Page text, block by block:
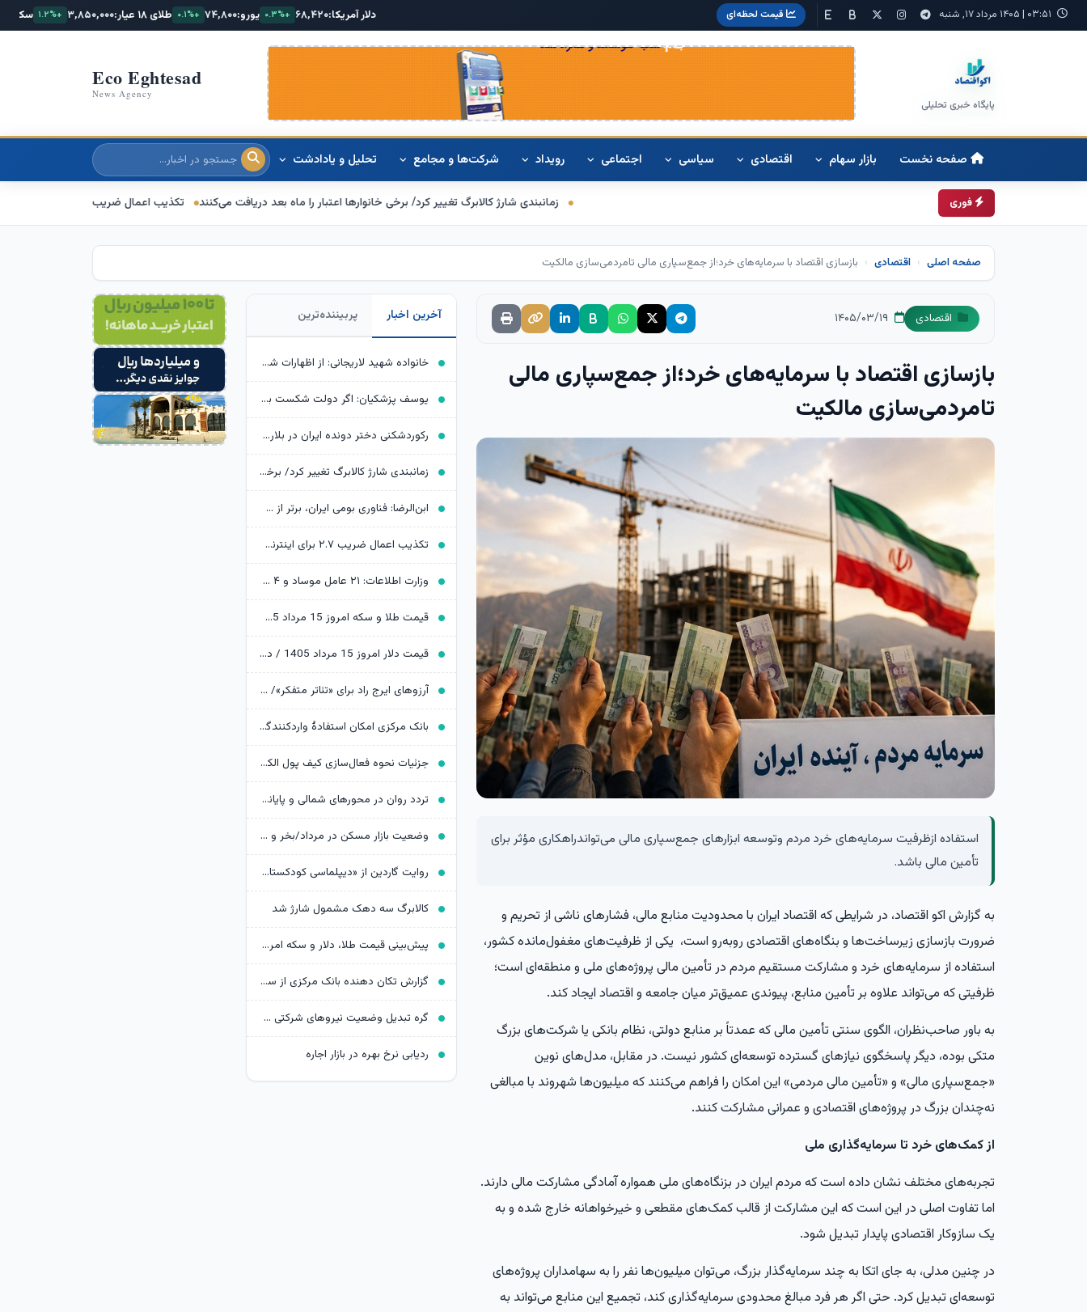
۰۳:۵۱ | ۱۴۰۵ مرداد ۱۷, شنبه قیمت لحظه‌ای ۶۸,۴۲۰ +۰.۳% یورو:۷۴,۸۰۰ +۰.۱% طلای ۱۸ عیار: ۳,۸۵۰,۰۰۰ +۱.۲% سکه امامی:۴۲,۵۰۰,۰۰۰
پایگاه خبری تحلیلی
Eco Eghtesad
News Agency
صفحه نخست بازار سهام اقتصادی سیاسی اجتماعی رویداد شرکت‌ها و مجامع تحلیل و یادادشت درباره ما
فوری زمانبندی شارژ کالابرگ تغییر کرد/ برخی خانوارها اعتبار را ماه بعد دریافت می‌کنند تکذیب اعمال ضریب ۲.۷ برای اینترنت بین‌الملل از سوی سازمان تنظیم مقررات
صفحه اصلی اقتصادی بازسازی اقتصاد با سرمایه‌های خرد؛از جمع‌سپاری مالی تامردمی‌سازی مالکیت
اقتصادی
بازسازی اقتصاد با سرمایه‌های خرد؛از جمع‌سپاری مالی
تامردمی‌سازی مالکیت
استفاده ازظرفیت سرمایه‌های خرد مردم وتوسعه ابزارهای جمع‌سپاری مالی می‌تواندراهکاری مؤثر برای
تأمین مالی باشد.
به گزارش اکو اقتصاد، در شرایطی که اقتصاد ایران با محدودیت منابع مالی، فشارهای ناشی از تحریم و
ضرورت بازسازی زیرساخت‌ها و بنگاه‌های اقتصادی روبه‌رو است، یکی از ظرفیت‌های مغفول‌مانده کشور،
استفاده از سرمایه‌های خرد و مشارکت مستقیم مردم در تأمین مالی پروژه‌های ملی و منطقه‌ای است؛
ظرفیتی که می‌تواند علاوه بر تأمین منابع، پیوندی عمیق‌تر میان جامعه و اقتصاد ایجاد کند.
به باور صاحب‌نظران، الگوی سنتی تأمین مالی که عمدتاً بر منابع دولتی، نظام بانکی یا شرکت‌های بزرگ
متکی بوده، دیگر پاسخگوی نیازهای گسترده توسعه‌ای کشور نیست. در مقابل، مدل‌های نوین
«جمع‌سپاری مالی» و «تأمین مالی مردمی» این امکان را فراهم می‌کنند که میلیون‌ها شهروند با مبالغی
نه‌چندان بزرگ در پروژه‌های اقتصادی و عمرانی مشارکت کنند.
از کمک‌های خرد تا سرمایه‌گذاری ملی
تجربه‌های مختلف نشان داده است که مردم ایران در بزنگاه‌های ملی همواره آمادگی مشارکت مالی دارند.
اما تفاوت اصلی در این است که این مشارکت از قالب کمک‌های مقطعی و خیرخواهانه خارج شده و به
یک سازوکار اقتصادی پایدار تبدیل شود.
در چنین مدلی، به جای اتکا به چند سرمایه‌گذار بزرگ، می‌توان میلیون‌ها نفر را به سهامداران پروژه‌های
توسعه‌ای تبدیل کرد. حتی اگر هر فرد مبالغ محدودی سرمایه‌گذاری کند، تجمیع این منابع می‌تواند به
آخرین اخبار پربیننده‌ترین
خانواده شهید لاریجانی: از اظهارات شتاب‌زده درباره چگونگی شهادت اجتناب کنید
یوسف پزشکیان: اگر دولت شکست بخورد، ایران شکست می‌خورد
رکوردشکنی دختر دونده ایران در بلاروس
زمانبندی شارژ کالابرگ تغییر کرد/ برخی خانوارها اعتبار را ماه بعد دریافت می‌کنند
ابن‌الرضا: فناوری بومی ایران، برتر از هر سامانه وارداتی در منطقه است
تکذیب اعمال ضریب ۲.۷ برای اینترنت بین‌الملل از سوی سازمان تنظیم مقررات
وزارت اطلاعات: ۲۱ عامل موساد و ۴ عضو باندهای مسلح بازداشت شدند
قیمت طلا و سکه امروز 15 مرداد 1405/ فرمان بازار طلا به دست اونس جهانی افتاد
قیمت دلار امروز 15 مرداد 1405 / دلار ۴ هزار تومان ریخت
آرزوهای ایرج راد برای «تئاتر متفکر»/ «آبجی‌ها و آقاجان» روی صحنه می‌رود
بانک مرکزی امکان استفادۀ واردکنندگان دارو از اوراق گام را تا پایان امسال تمدید کرد
جزئیات نحوه فعال‌سازی کیف پول الکترونیک
تردد روان در محورهای شمالی و پایانه‌های مرزی اربعین
وضعیت بازار مسکن در مرداد/بخر و بفروش‌ها دست از کار کشیدند
روایت گاردین از «دیپلماسی کودکستانی» ترامپ در برابر ایران
کالابرگ سه دهک مشمول شارژ شد
پیش‌بینی قیمت طلا، دلار و سکه امروز 15 مرداد 1405/ بازار منتظر مذاکرات تنگه هرمز
گزارش تکان‌ دهنده بانک مرکزی از سفره ایرانی‌ها؛ تورم چگونه فقرا را فقیرتر کرد؟
گره تبدیل وضعیت نیروهای شرکتی / قانون مانع است یا پیمانکاران؟
ردیابی نرخ بهره در بازار اجاره